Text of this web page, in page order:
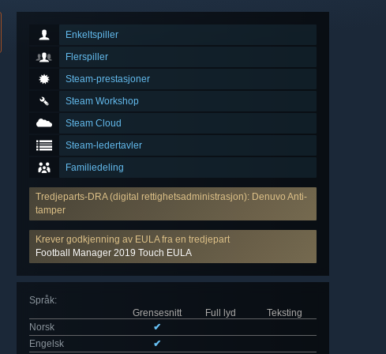
Enkeltspiller
Flerspiller
Steam-prestasjoner
Steam Workshop
Steam Cloud
Steam-ledertavler
Familiedeling
Tredjeparts-DRA (digital rettighetsadministrasjon): Denuvo Anti-
tamper
Krever godkjenning av EULA fra en tredjepart
Football Manager 2019 Touch EULA
Språk:
Grensesnitt
Full lyd
Teksting
Norsk
✔
Engelsk
✔